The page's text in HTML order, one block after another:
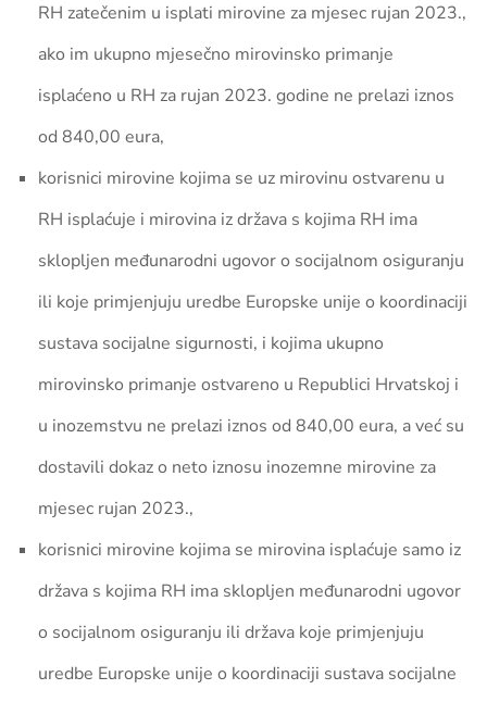
RH zatečenim u isplati mirovine za mjesec rujan 2023.,
ako im ukupno mjesečno mirovinsko primanje
isplaćeno u RH za rujan 2023. godine ne prelazi iznos
od 840,00 eura,
korisnici mirovine kojima se uz mirovinu ostvarenu u
RH isplaćuje i mirovina iz država s kojima RH ima
sklopljen međunarodni ugovor o socijalnom osiguranju
ili koje primjenjuju uredbe Europske unije o koordinaciji
sustava socijalne sigurnosti, i kojima ukupno
mirovinsko primanje ostvareno u Republici Hrvatskoj i
u inozemstvu ne prelazi iznos od 840,00 eura, a već su
dostavili dokazo neto iznosu inozemne mirovine za
mjesec rujan 2023.,
korisnici mirovine kojima se mirovina isplaćuje samo iz
država s kojima RH ima sklopljen međunarodni ugovor
o socijalnom osiguranju ili država koje primjenjuju
uredbe Europske unije o koordinaciji sustava socijalne